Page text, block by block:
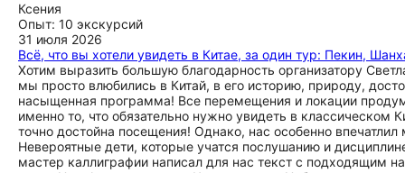
Ксения
Опыт: 10 экскурсий
31 июля 2026
Всё, что вы хотели увидеть в Китае, за один тур: Пекин,
Хотим выразить большую благодарность организатору
мы просто влюбились в Китай, в его историю, природу,
насыщенная программа! Все перемещения и локации
именно то, что обязательно нужно увидеть в
точно достойна посещения! Однако, нас особенно
Невероятные дети, которые учатся послушанию и
мастер каллиграфии написал для нас текст с подходящим